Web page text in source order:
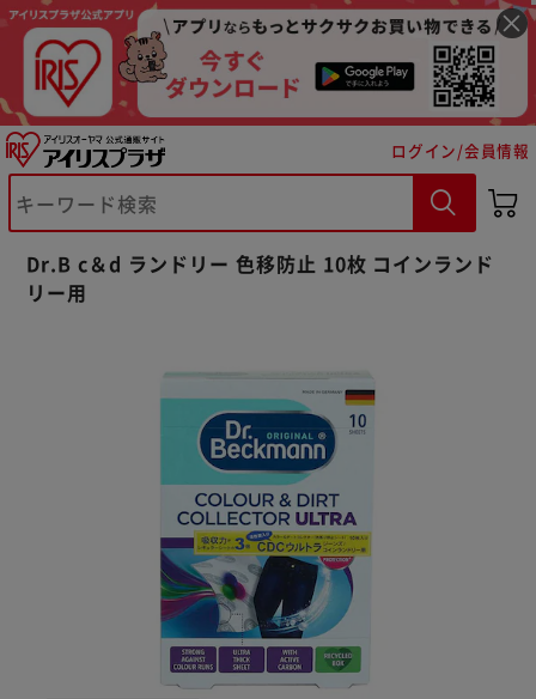
ログイン/会員情報
Dr.B c＆d ランドリー 色移防止 10枚 コインランド
リー用
※ご確認ください